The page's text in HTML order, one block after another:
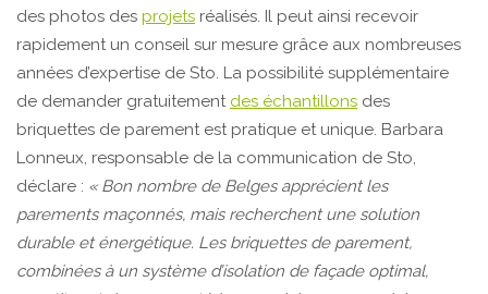
des photos des projets réalisés. Il peut ainsi recevoir
rapidement un conseil sur mesure grâce aux nombreuses
années d’expertise de Sto. La possibilité supplémentaire
de demander gratuitement des échantillons des
briquettes de parement est pratique et unique. Barbara
Lonneux, responsable de la communication de Sto,
déclare : « Bon nombre de Belges apprécient les
parements maçonnés, mais recherchent une solution
durable et énergétique. Les briquettes de parement,
combinées à un système d’isolation de façade optimal,